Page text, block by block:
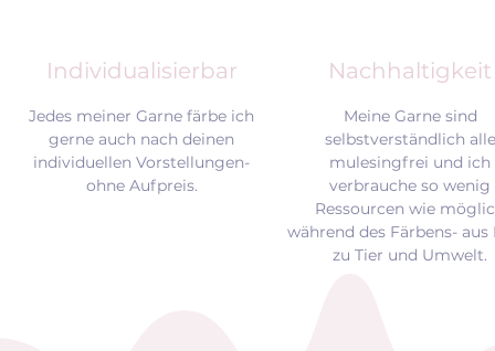
Individualisierbar Nachhaltigkeit
Jedes meiner Garne färbe ich
gerne auch nach deinen
individuellen Vorstellungen-
ohne Aufpreis.
Meine Garne sind
selbstverständlich alle
mulesingfrei und ich
verbrauche so wenig
Ressourcen wie
während des Färbens- aus
zu Tier und Umwelt.